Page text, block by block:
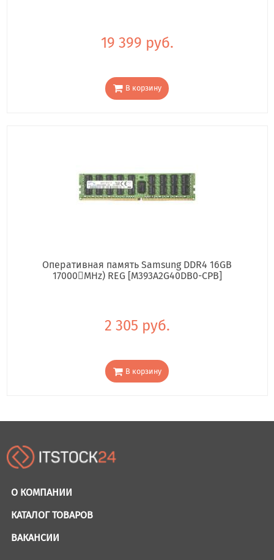
19 399 руб.
В корзину
Оперативная память Samsung DDR4 16GB
17000񢋕MHz) REG [M393A2G40DB0-CPB]
2 305 руб.
В корзину
О КОМПАНИИ
КАТАЛОГ ТОВАРОВ
ВАКАНСИИ